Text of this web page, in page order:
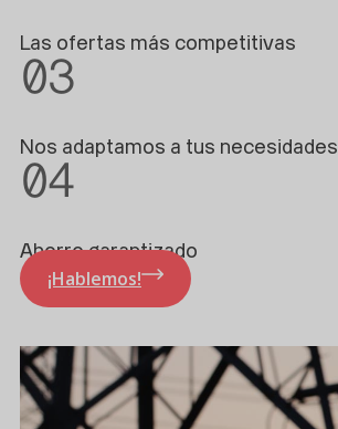
Las ofertas más competitivas
03
Nos adaptamos a tus necesidades
04
Ahorro garantizado
¡Hablemos!